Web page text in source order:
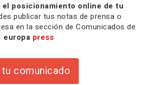
el posicionamiento online de tu
publicar tus notas de prensa o
en la sección de Comunicados de
europa press
tu comunicado